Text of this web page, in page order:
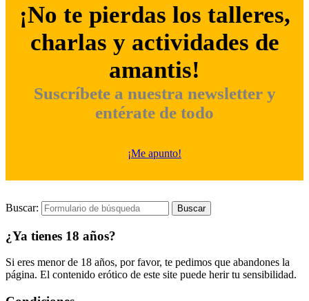
¡No te pierdas los talleres,
charlas y actividades de
amantis!
Suscríbete a nuestra newsletter y
entérate de todo
¡Me apunto!
Buscar:
¿Ya tienes 18 años?
Si eres menor de 18 años, por favor, te pedimos que abandones la
página. El contenido erótico de este site puede herir tu sensibilidad.